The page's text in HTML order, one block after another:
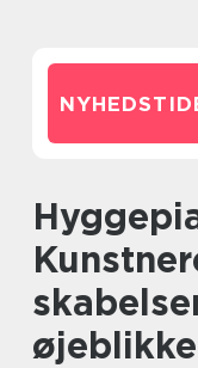
Hyggepianisten:
øjeblikke